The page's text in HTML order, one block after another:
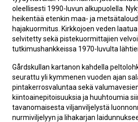
oleellisesti 1990-luvun alkupuolella.
heikentää etenkin maa- ja
hajakuormitus. Kirkkojoen veden
selvitetty sekä pistekuormittajien
tutkimushankkeissa 1970-luvulta
Gårdskullan kartanon kahdella
seurattu yli kymmenen vuoden ajan
pintakerrosvaluntaa sekä
kiintoainepitoisuuksia ja huuhtoumia
tavanomaisesta viljanviljelystä
nurmiviljelyyn ja lihakarjan